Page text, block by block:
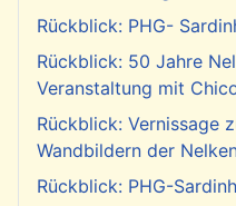
Rückblick: PHG-
Rückblick: 50 Jahre
Veranstaltung mit
Rückblick: Vernissage
Wandbildern der
Rückblick: PHG-